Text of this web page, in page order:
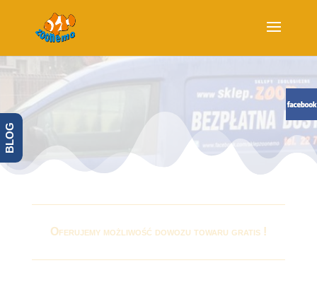
Oferujemy możliwość dowozu towaru gratis !
BLOG